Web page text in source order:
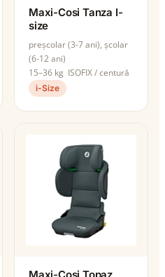
Maxi-Cosi Tanza I-
size
preșcolar (3-7 ani), școlar
(6-12 ani)
15–36 kg ISOFIX / centură
i-Size